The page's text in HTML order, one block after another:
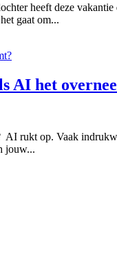
heeft deze
gaat om...
AI het
rukt op. Vaak
jouw...